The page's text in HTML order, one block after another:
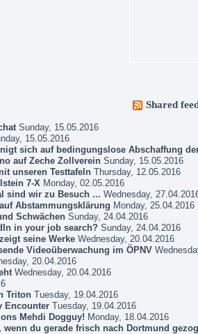
Shared
Sunday, 15.05.2016
15.05.2016
sich auf bedingungslose Abschaffung
auf Zeche Zollverein Sunday, 15.05.2016
unseren Testtafeln Thursday, 12.05.2016
7-X Monday, 02.05.2016
sind wir zu Besuch ... Wednesday,
Abstammungsklärung Monday, 25.04.2016
Schwächen Sunday, 24.04.2016
in your job search? Sunday, 24.04.2016
seine Werke Wednesday, 20.04.2016
Videoüberwachung im ÖPNV
20.04.2016
Wednesday, 20.04.2016
Triton Tuesday, 19.04.2016
Encounter Tuesday, 19.04.2016
Mehdi Dogguy! Monday, 18.04.2016
du gerade frisch nach Dortmund